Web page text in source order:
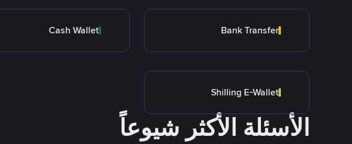
Bank Transfer
Cash Wallet
Shilling E-Wallet
الأسئلة الأكثر شيوعاً